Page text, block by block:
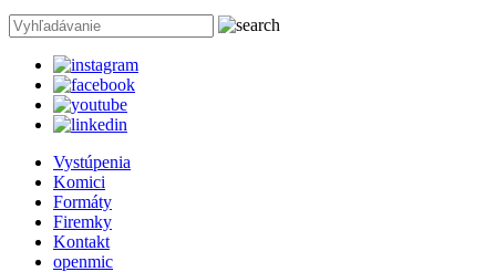
Vystúpenia
Komici
Formáty
Firemky
Kontakt
openmic